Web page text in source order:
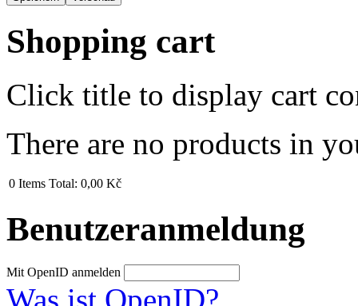
Shopping cart
Click title to display cart
There are no products in
0 Items Total: 0,00 Kč
Benutzeranmeldung
Mit OpenID anmelden
Was ist OpenID?